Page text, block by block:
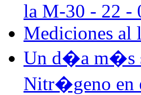
la M-30 - 22 -
Mediciones al
Un d�a m�s
Nitr�geno en